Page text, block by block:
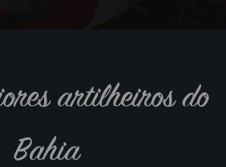
artilheiros do
Bahia